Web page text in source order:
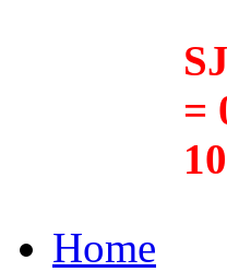
=
10
Home